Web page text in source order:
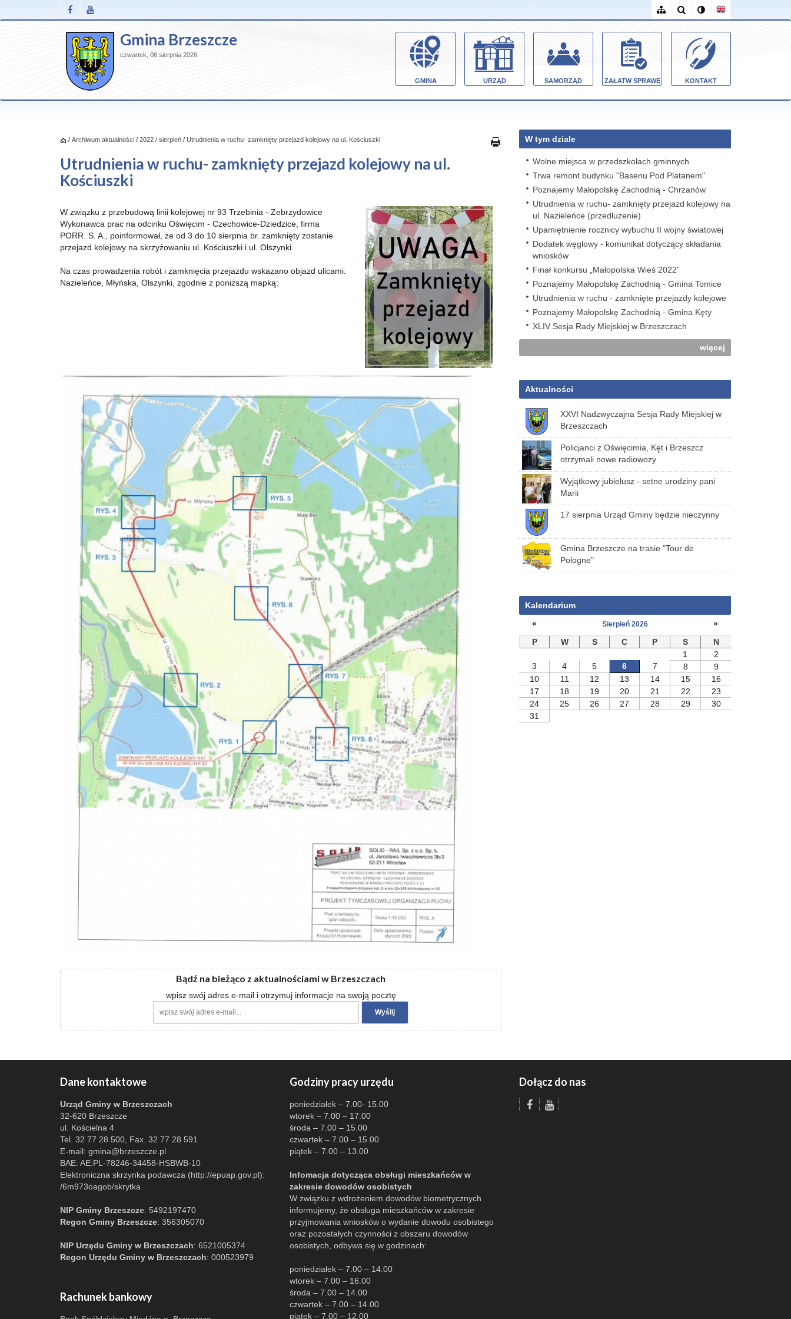
Gmina Brzeszcze
czwartek, 06 sierpnia 2026
GMINA URZĄD SAMORZĄD ZAŁATW SPRAWĘ KONTAKT
/ Archiwum aktualności / 2022 / sierpień / Utrudnienia w ruchu- zamknięty przejazd kolejowy na ul. Kościuszki
Utrudnienia w ruchu- zamknięty przejazd kolejowy na ul.
Kościuszki
W związku z przebudową linii kolejowej nr 93 Trzebinia - Zebrzydowice
Wykonawca prac na odcinku Oświęcim - Czechowice-Dziedzice, firma
PORR. S. A., poinformował, że od 3 do 10 sierpnia br. zamknięty zostanie
przejazd kolejowy na skrzyżowaniu ul. Kościuszki i ul. Olszynki.
Na czas prowadzenia robót i zamknięcia przejazdu wskazano objazd ulicami:
Nazieleńce, Młyńska, Olszynki, zgodnie z poniższą mapką:
Bądź na bieżąco z aktualnościami w Brzeszczach
wpisz swój adres e-mail i otrzymuj informacje na swoją pocztę
W tym dziale
Wolne miejsca w przedszkolach gminnych
Trwa remont budynku "Basenu Pod Platanem"
Poznajemy Małopolskę Zachodnią - Chrzanów
Utrudnienia w ruchu- zamknięty przejazd kolejowy na
ul. Nazieleńce (przedłużenie)
Upamiętnienie rocznicy wybuchu II wojny światowej
Dodatek węglowy - komunikat dotyczący składania
wniosków
Finał konkursu „Małopolska Wieś 2022”
Poznajemy Małopolskę Zachodnią - Gmina Tomice
Utrudnienia w ruchu - zamknięte przejazdy kolejowe
Poznajemy Małopolskę Zachodnią - Gmina Kęty
XLIV Sesja Rady Miejskiej w Brzeszczach
więcej
Aktualności
XXVI Nadzwyczajna Sesja Rady Miejskiej w
Brzeszczach
Policjanci z Oświęcimia, Kęt i Brzeszcz
otrzymali nowe radiowozy
Wyjątkowy jubielusz - setne urodziny pani
Marii
17 sierpnia Urząd Gminy będzie nieczynny
Gmina Brzeszcze na trasie "Tour de
Pologne"
Kalendarium
«
Sierpień 2026
»
P
W S C P S
N
1
2
3
4 5 6 7 8
9
10
11 12 13 14 15
16
17
18 19 20 21 22
23
24
25 26 27 28 29
30
31
Dane kontaktowe
Urząd Gminy w Brzeszczach
32-620 Brzeszcze
ul. Kościelna 4
Tel. 32 77 28 500, Fax. 32 77 28 591
E-mail: gmina@brzeszcze.pl
BAE: AE:PL-78246-34458-HSBWB-10
Elektroniczna skrzynka podawcza (http://epuap.gov.pl):
/6m973oagob/skrytka
NIP Gminy Brzeszcze: 5492197470
Regon Gminy Brzeszcze: 356305070
NIP Urzędu Gminy w Brzeszczach: 6521005374
Regon Urzędu Gminy w Brzeszczach: 000523979
Rachunek bankowy
Godziny pracy urzędu
poniedziałek – 7.00- 15.00
wtorek – 7.00 – 17.00
środa – 7.00 – 15.00
czwartek – 7.00 – 15.00
piątek – 7.00 – 13.00
Infomacja dotycząca obsługi mieszkańców w
zakresie dowodów osobistych
W związku z wdrożeniem dowodów biometrycznych
informujemy, że obsługa mieszkańców w zakresie
przyjmowania wniosków o wydanie dowodu osobistego
oraz pozostałych czynności z obszaru dowodów
osobistych, odbywa się w godzinach:
poniedziałek – 7.00 – 14.00
wtorek – 7.00 – 16.00
środa – 7.00 – 14.00
czwartek – 7.00 – 14.00
piątek – 7.00 – 12.00
Dołącz do nas